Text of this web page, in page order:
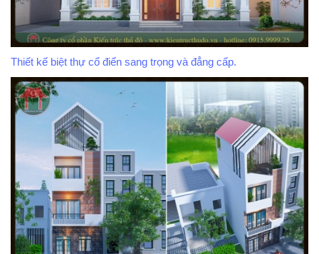
Thiết kế biệt thự cổ điển sang trọng và đẳng cấp.